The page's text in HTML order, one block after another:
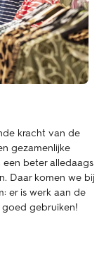
kracht van de
gezamenlijke
beter alledaags
Daar komen we bij
er is werk aan de
goed gebruiken!